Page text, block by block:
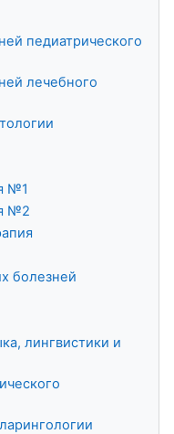
педиатрического
лечебного
№1
№2
болезней
лингвистики и